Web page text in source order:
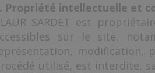
Propriété intellectuelle et
SARDET est
sur le site,
modification,
utilisé, est interdite,